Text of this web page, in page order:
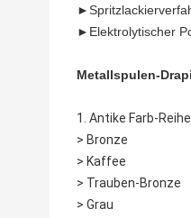
►Elektrolytischer
Metallspulen-
1. Antike Farb-Reihe
> Bronze
> Kaffee
> Trauben-Bronze
> Grau